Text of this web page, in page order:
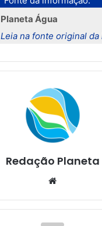
Planeta Água
Leia na fonte original
Redação Planeta
te